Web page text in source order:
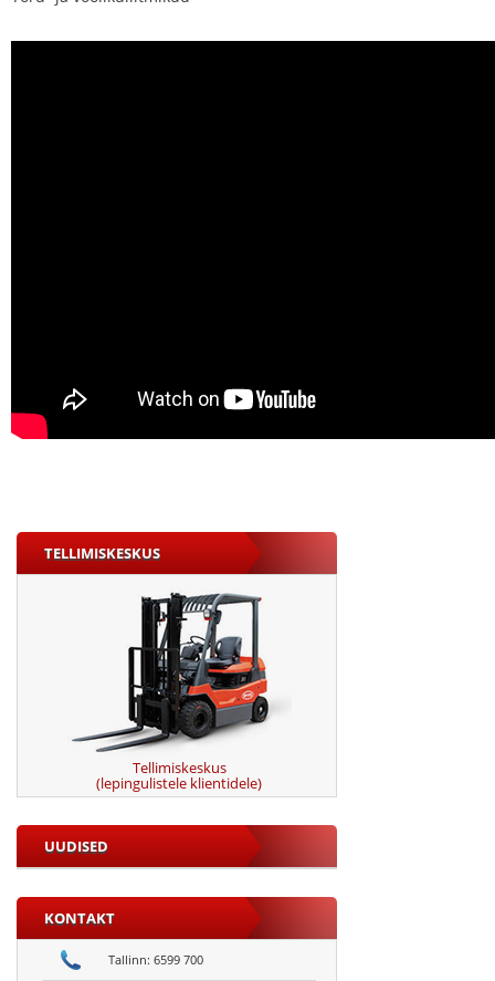
TELLIMISKESKUS
Tellimiskeskus
(lepingulistele klientidele)
UUDISED
KONTAKT
Tallinn: 6599 700